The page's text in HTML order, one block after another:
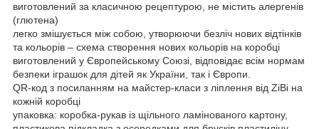
виготовлений за класичною рецептурою, не містить алергенів
(глютена)
легко змішується між собою, утворюючи безліч нових відтінків
та кольорів – схема створення нових кольорів на коробці
виготовлений у Європейському Союзі, відповідає всім нормам
безпеки іграшок для дітей як України, так і Європи.
QR-код з посиланням на майстер-класи з ліплення від ZiBi на
кожній коробці
упаковка: коробка-рукав із щільного ламінованого картону,